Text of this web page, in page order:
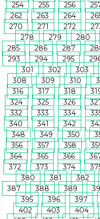
254
255 256
262
263 264
270
271 272
278
279 280
285
286 287
293
294 295
301
302 303
308
309 310
316
317 318
324
325 326
332
333 334
340
341 342
348
349 350
356
357 358
364
365 366
372
373 374
380
381 382
387
388 389
395
396 397
402
403 404